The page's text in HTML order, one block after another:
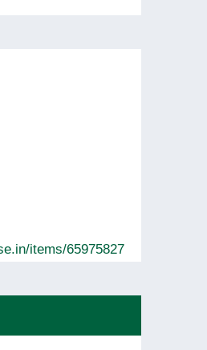
items/65975827